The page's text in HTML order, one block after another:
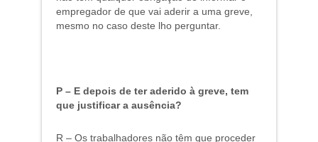
empregador de que vai aderir a uma greve,
mesmo no caso deste lho perguntar.
P – E depois de ter aderido à greve, tem
que justificar a ausência?
R – Os trabalhadores não têm que proceder